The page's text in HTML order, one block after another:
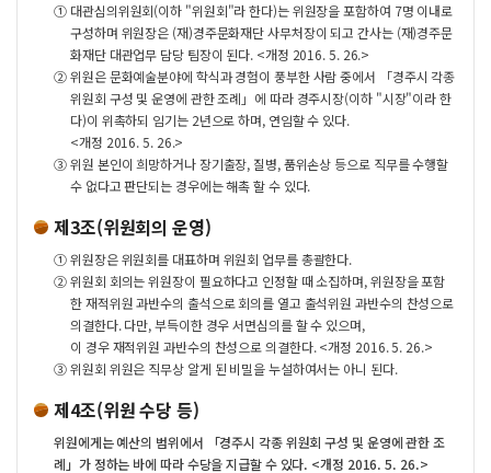
① 대관심의위원회(이하 "위원회"라 한다)는 위원장을 포함하여 7명 이내로
구성하며 위원장은 (재)경주문화재단 사무처장이 되고 간사는 (재)경주문
화재단 대관업무 담당 팀장이 된다. <개정 2016. 5. 26.>
②위원은 문화예술분야에 학식과 경험이 풍부한 사람 중에서 「경주시 각종
위원회 구성 및 운영에 관한 조례」에 따라 경주시장(이하 "시장"이라 한
다)이 위촉하되 임기는 2년으로 하며, 연임할 수 있다.
<개정 2016. 5. 26.>
③위원 본인이 희망하거나 장기출장, 질병, 품위손상 등으로 직무를 수행할
수 없다고 판단되는 경우에는 해촉 할 수 있다.
제3조(위원회의 운영)
①위원장은 위원회를 대표하며 위원회 업무를 총괄한다.
②위원회 회의는 위원장이 필요하다고 인정할 때 소집하며, 위원장을 포함
한 재적위원 과반수의 출석으로 회의를 열고 출석위원 과반수의 찬성으로
의결한다. 다만, 부득이한 경우 서면심의를 할 수 있으며,
이 경우 재적위원 과반수의 찬성으로 의결한다. <개정 2016. 5. 26.>
③위원회 위원은 직무상 알게 된 비밀을 누설하여서는 아니 된다.
제4조(위원 수당 등)
위원에게는 예산의 범위에서 「경주시 각종 위원회 구성 및 운영에 관한 조
례」가 정하는 바에 따라 수당을 지급할 수 있다. <개정 2016. 5. 26.>